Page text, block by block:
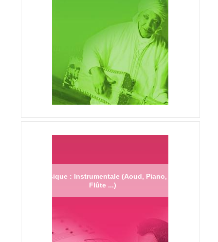
Musique : Instrumentale (Aoud, Piano,
Flûte ...)